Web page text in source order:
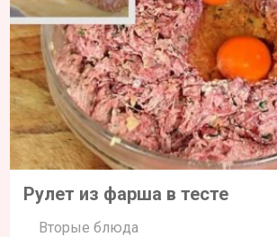
Рулет из фарша в тесте
Вторые блюда